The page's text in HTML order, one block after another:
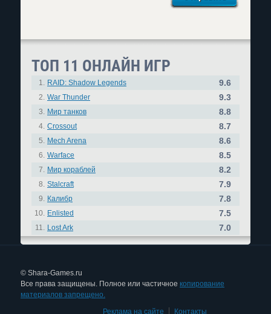
ТОП 11 ОНЛАЙН ИГР
1. RAID: Shadow Legends 9.6
2. War Thunder 9.3
3. Мир танков 8.8
4. Crossout 8.7
5. Mech Arena 8.6
6. Warface 8.5
7. Мир кораблей 8.2
8. Stalcraft 7.9
9. Калибр 7.8
10. Enlisted 7.5
11. Lost Ark 7.0
© Shara-Games.ru
Все права защищены. Полное или частичное копирование
материалов запрещено.
Реклама на сайте
Контакты